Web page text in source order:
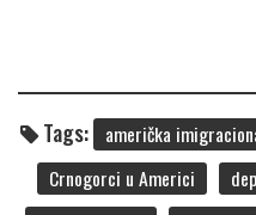
Tags: američka
Crnogorci u Americi